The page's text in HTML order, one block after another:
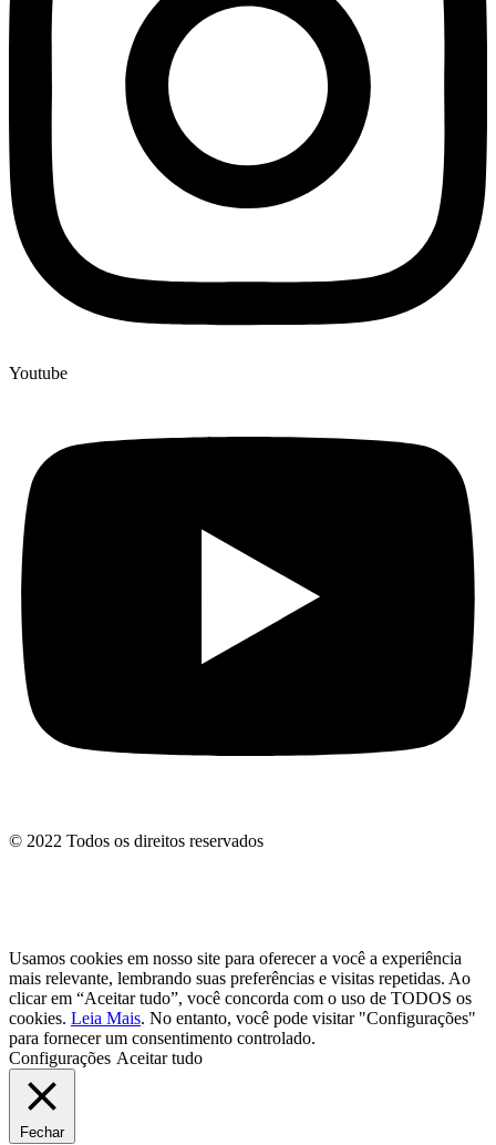
Youtube
© 2022 Todos os direitos reservados
Usamos cookies em nosso site para oferecer a você a experiência
mais relevante, lembrando suas preferências e visitas repetidas. Ao
clicar em “Aceitar tudo”, você concorda com o uso de TODOS os
cookies. Leia Mais. No entanto, você pode visitar "Configurações"
para fornecer um consentimento controlado.
Configurações Aceitar tudo
Fechar